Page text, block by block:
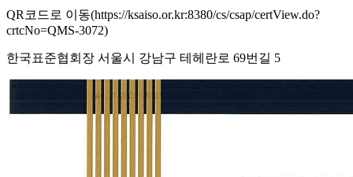
QR코드로 이동(https://ksaiso.or.kr:8380/cs/csap/certView.do?
crtcNo=QMS-3072)
한국표준협회장 서울시 강남구 테헤란로 69번길 5